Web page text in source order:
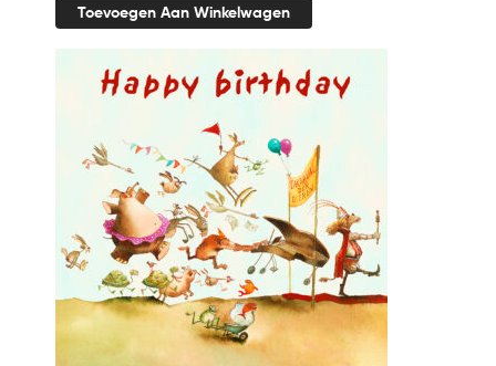
Toevoegen Aan Winkelwagen